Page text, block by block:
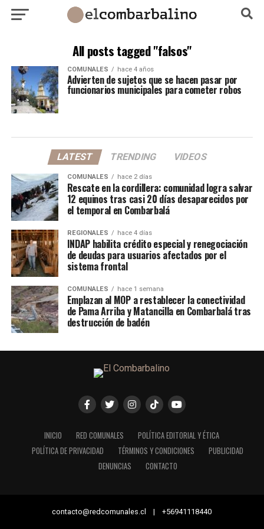
All posts tagged "falsos"
COMUNALES hace 4 años
Advierten de sujetos que se hacen pasar por
funcionarios municipales para cometer robos
LATEST TRENDING VIDEOS
COMUNALES hace 2 días
Rescate en la cordillera: comunidad logra salvar
12 equinos tras casi 20 días desaparecidos por
el temporal en Combarbalá
REGIONALES hace 4 días
INDAP habilita crédito especial y renegociación
de deudas para usuarios afectados por el
sistema frontal
COMUNALES hace 1 semana
Emplazan al MOP a restablecer la conectividad
de Pama Arriba y Matancilla en Combarbalá tras
destrucción de badén
INICIO RED COMUNALES
POLÍTICA EDITORIAL Y ÉTICA
POLÍTICA DE PRIVACIDAD
TÉRMINOS Y CONDICIONES
PUBLICIDAD
DENUNCIAS
CONTACTO
contacto@redcomunales.cl | +56941118440